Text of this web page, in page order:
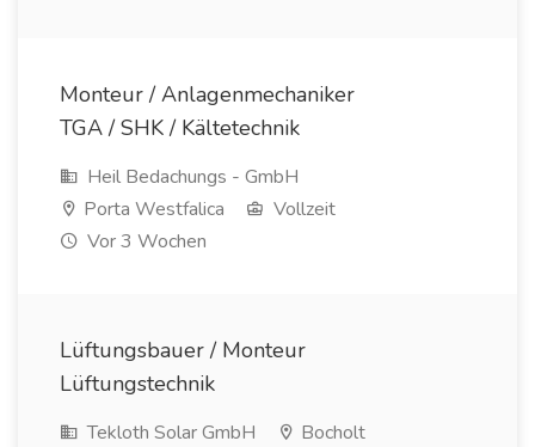
Monteur / Anlagenmechaniker
TGA / SHK / Kältetechnik
Heil Bedachungs - GmbH
Porta Westfalica
Vollzeit
Vor 3 Wochen
Lüftungsbauer / Monteur
Lüftungstechnik
Tekloth Solar GmbH
Bocholt